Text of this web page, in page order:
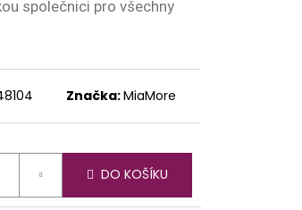
společnici pro všechny
Značka:MiaMore
DO KOŠÍKU